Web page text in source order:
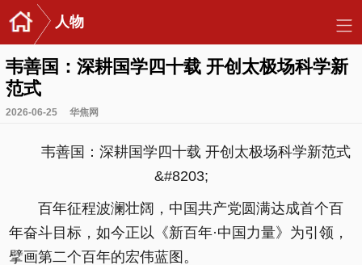
人物
韦善国：深耕国学四十载 开创太极场科学新
范式
2026-06-25 华焦网
韦善国：深耕国学四十载 开创太极场科学新范式
&#8203;
百年征程波澜壮阔，中国共产党圆满达成首个百
年奋斗目标，如今正以《新百年·中国力量》为引领，
擘画第二个百年的宏伟蓝图。